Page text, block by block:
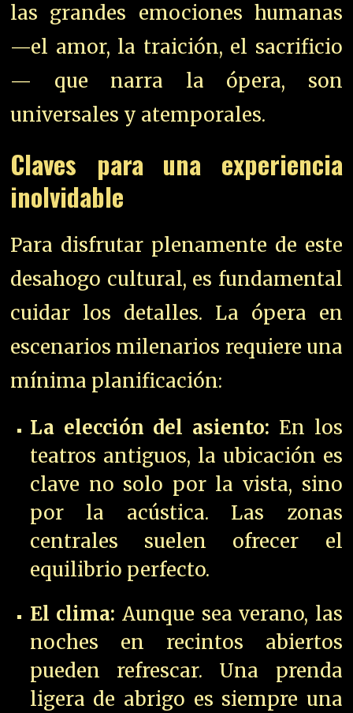
las grandes emociones humanas
—el amor, la traición, el sacrificio
— que narra la ópera, son
universales y atemporales.
Claves para una experiencia
inolvidable
Para disfrutar plenamente de este
desahogo cultural, es fundamental
cuidar los detalles. La ópera en
escenarios milenarios requiere una
mínima planificación:
La elección del asiento: En los
teatros antiguos, la ubicación es
clave no solo por la vista, sino
por la acústica. Las zonas
centrales suelen ofrecer el
equilibrio perfecto.
El clima: Aunque sea verano, las
noches en recintos abiertos
pueden refrescar. Una prenda
ligera de abrigo es siempre una